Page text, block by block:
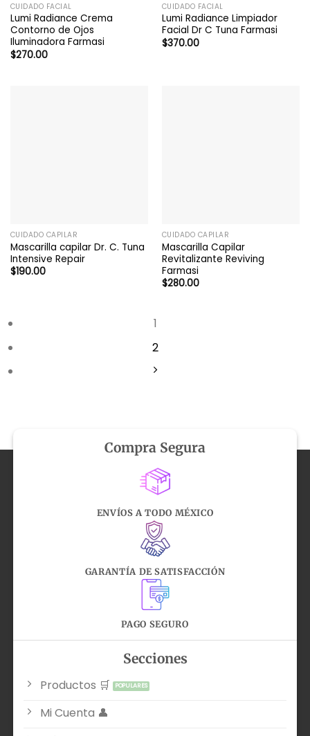
CUIDADO FACIAL
Lumi Radiance Crema
Contorno de Ojos
Iluminadora Farmasi
$270.00
CUIDADO FACIAL
Lumi Radiance Limpiador
Facial Dr C Tuna Farmasi
$370.00
CUIDADO CAPILAR
Mascarilla capilar Dr. C. Tuna
Intensive Repair
$190.00
CUIDADO CAPILAR
Mascarilla Capilar
Revitalizante Reviving
Farmasi
$280.00
1
2
Compra Segura
ENVÍOS A TODO MÉXICO
GARANTÍA DE SATISFACCIÓN
PAGO SEGURO
Secciones
Productos 🛒
Mi Cuenta 👤